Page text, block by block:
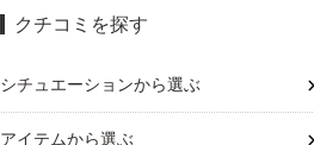
クチコミを探す
シチュエーションから選ぶ
アイテムから選ぶ